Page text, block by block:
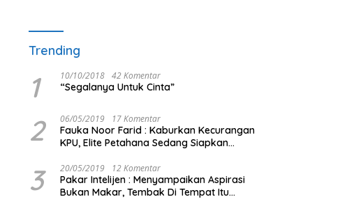
Trending
1 10/10/2018 42 Komentar
“Segalanya Untuk Cinta”
2 06/05/2019 17 Komentar
Fauka Noor Farid : Kaburkan Kecurangan
KPU, Elite Petahana Sedang Siapkan
3 20/05/2019 12 Komentar
Pakar Intelijen : Menyampaikan Aspirasi
Bukan Makar, Tembak Di Tempat Itu